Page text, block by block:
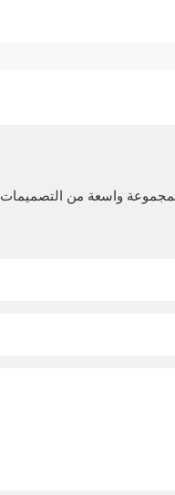
واسعة من التصميمات